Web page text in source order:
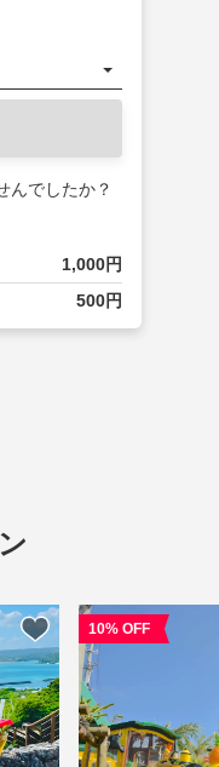
んでしたか？
1,000円
500円
10% OFF